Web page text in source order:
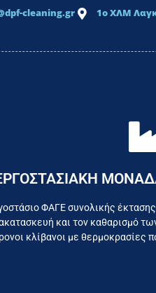
cleaning.gr 1ο ΧΛΜ
ΦΑΓΕ συνολικής
και τον καθαρισμό
κλίβανοι με θερμοκρασίες
καθημερινά για το